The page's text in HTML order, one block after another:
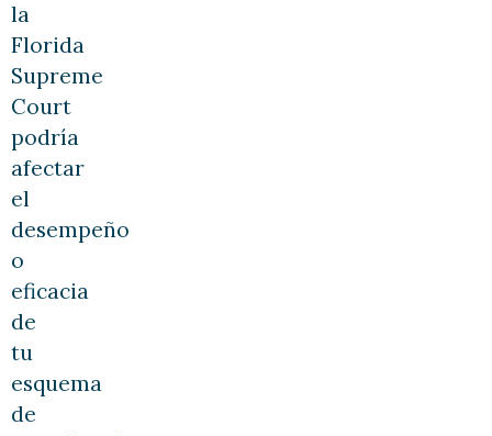
la
Florida
Supreme
Court
podría
afectar
el
desempeño
o
eficacia
de
tu
esquema
de